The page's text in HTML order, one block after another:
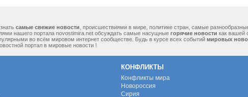
самые свежие новости , происшествиями в мире, политике стран, самые
нашего портала novostimira.net обсуждать самые насущные горячие новости как вашей
во всём мировом интернет сообществе. Будь в курсе всех событий мировых
портал в мировые новости !
КОНФЛИКТЫ
Конфликты мира
Новороссия
Сирия